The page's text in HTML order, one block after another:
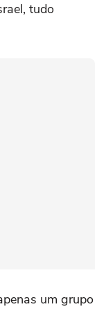
tudo
um grupo